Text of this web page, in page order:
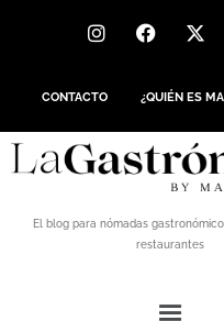
CONTACTO ¿QUIÉN ES
El blog para nómadas
restaurantes